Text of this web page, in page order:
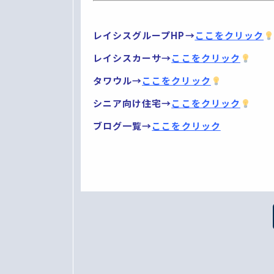
レイシスグループHP→ここをクリック
レイシスカーサ→ここをクリック
タワウル→ここをクリック
シニア向け住宅→ここをクリック
ブログ一覧→ここをクリック